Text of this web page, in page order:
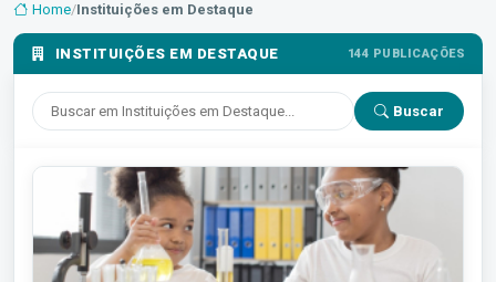
Home/Instituições em Destaque
INSTITUIÇÕES EM DESTAQUE 144 PUBLICAÇÕES
Buscar